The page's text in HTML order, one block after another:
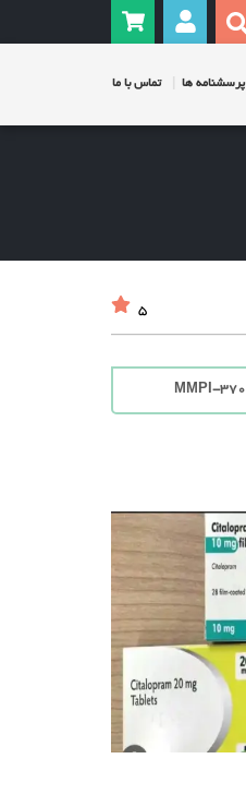
پرسشنامه ها تماس با ما
5